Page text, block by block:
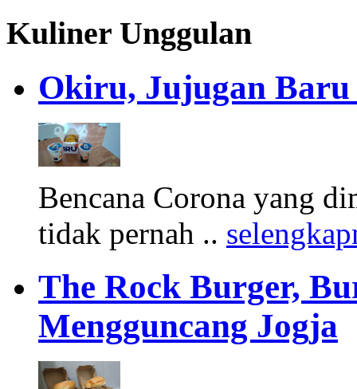
Kuliner Unggulan
Okiru, Jujugan Baru
Bencana Corona yang
tidak pernah ..
The Rock Burger,
Mengguncang Jogja